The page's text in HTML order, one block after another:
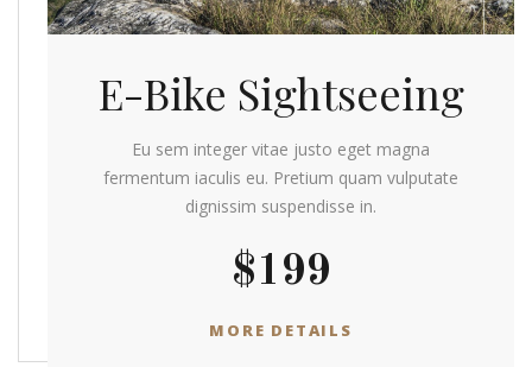
E-Bike Sightseeing
Eu sem integer vitae justo eget magna
fermentum iaculis eu. Pretium quam vulputate
dignissim suspendisse in.
$199
MORE DETAILS